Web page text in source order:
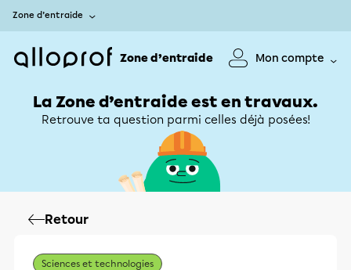
Zone d’entraide
Zone d’entraide Mon compte
La Zone d’entraide est en travaux.
Retrouve ta question parmi celles déjà posées!
Retour
Sciences et technologies